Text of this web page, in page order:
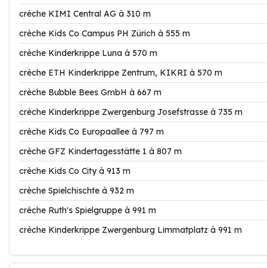
crèche KIMI Central AG à 310 m
crèche Kids Co Campus PH Zürich à 555 m
crèche Kinderkrippe Luna à 570 m
crèche ETH Kinderkrippe Zentrum, KIKRI à 570 m
crèche Bubble Bees GmbH à 667 m
crèche Kinderkrippe Zwergenburg Josefstrasse à 735 m
crèche Kids Co Europaallee à 797 m
crèche GFZ Kindertagesstätte 1 à 807 m
crèche Kids Co City à 913 m
crèche Spielchischte à 932 m
crèche Ruth's Spielgruppe à 991 m
crèche Kinderkrippe Zwergenburg Limmatplatz à 991 m